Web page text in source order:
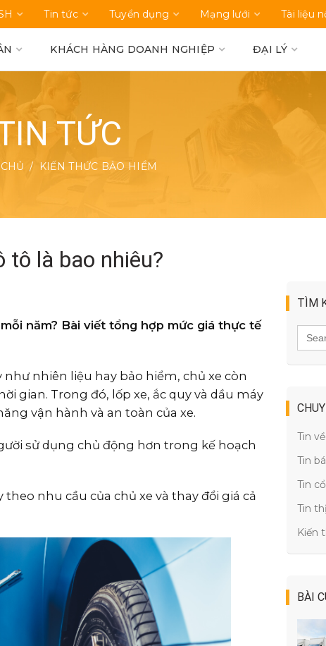
Tin tức Tuyển dụng Mạng lưới Tài liệu
KHÁCH HÀNG DOANH NGHIỆP ĐẠI LÝ
TỨC
KIẾN THỨC BẢO HIỂM
tô là bao nhiêu?
năm? Bài viết tổng hợp mức giá thực tế
nhiên liệu hay bảo hiểm, chủ xe còn
gian. Trong đó, lốp xe, ắc quy và dầu máy
vận hành và an toàn của xe.
sử dụng chủ động hơn trong kế hoạch
nhu cầu của chủ xe và thay đổi giá cả
TÌM
for:
Tin
Tin
Tin
Tin
Kiến
BÀI